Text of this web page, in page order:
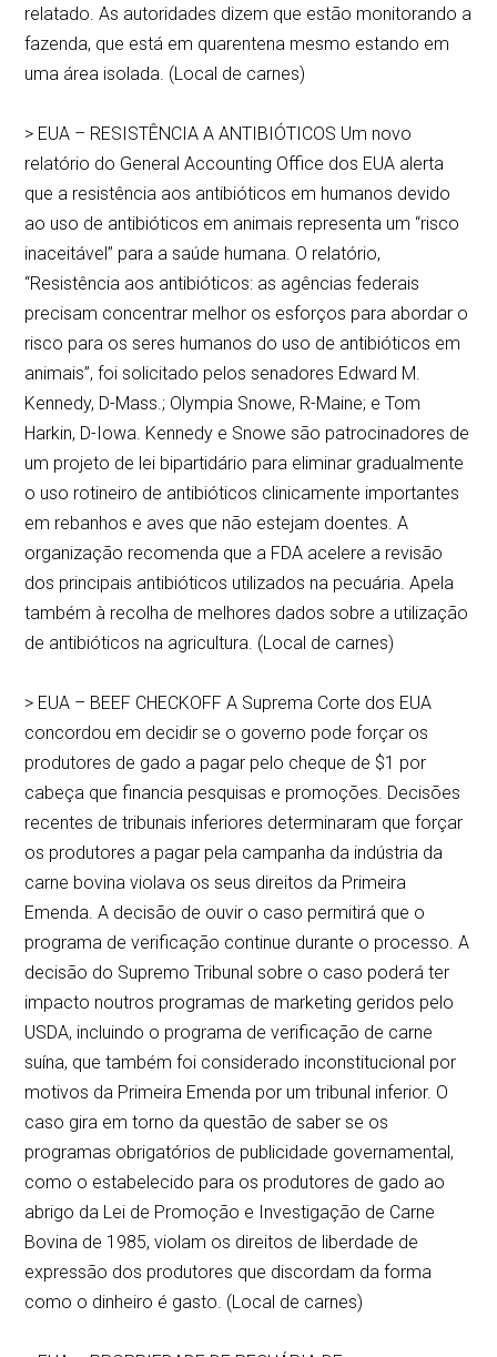
relatado. As autoridades dizem que estão monitorando a
fazenda, que está em quarentena mesmo estando em
uma área isolada. (Local de carnes)
> EUA – RESISTÊNCIA A ANTIBIÓTICOS Um novo
relatório do General Accounting Office dos EUA alerta
que a resistência aos antibióticos em humanos devido
ao uso de antibióticos em animais representa um “risco
inaceitável” para a saúde humana. O relatório,
“Resistência aos antibióticos: as agências federais
precisam concentrar melhor os esforços para abordar o
risco para os seres humanos do uso de antibióticos em
animais”, foi solicitado pelos senadores Edward M.
Kennedy, D-Mass.; Olympia Snowe, R-Maine; e Tom
Harkin, D-Iowa. Kennedy e Snowe são patrocinadores de
um projeto de lei bipartidário para eliminar gradualmente
o uso rotineiro de antibióticos clinicamente importantes
em rebanhos e aves que não estejam doentes. A
organização recomenda que a FDA acelere a revisão
dos principais antibióticos utilizados na pecuária. Apela
também à recolha de melhores dados sobre a utilização
de antibióticos na agricultura. (Local de carnes)
> EUA – BEEF CHECKOFF A Suprema Corte dos EUA
concordou em decidir se o governo pode forçar os
produtores de gado a pagar pelo cheque de $1 por
cabeça que financia pesquisas e promoções. Decisões
recentes de tribunais inferiores determinaram que forçar
os produtores a pagar pela campanha da indústria da
carne bovina violava os seus direitos da Primeira
Emenda. A decisão de ouvir o caso permitirá que o
programa de verificação continue durante o processo. A
decisão do Supremo Tribunal sobre o caso poderá ter
impacto noutros programas de marketing geridos pelo
USDA, incluindo o programa de verificação de carne
suína, que também foi considerado inconstitucional por
motivos da Primeira Emenda por um tribunal inferior. O
caso gira em torno da questão de saber se os
programas obrigatórios de publicidade governamental,
como o estabelecido para os produtores de gado ao
abrigo da Lei de Promoção e Investigação de Carne
Bovina de 1985, violam os direitos de liberdade de
expressão dos produtores que discordam da forma
como o dinheiro é gasto. (Local de carnes)